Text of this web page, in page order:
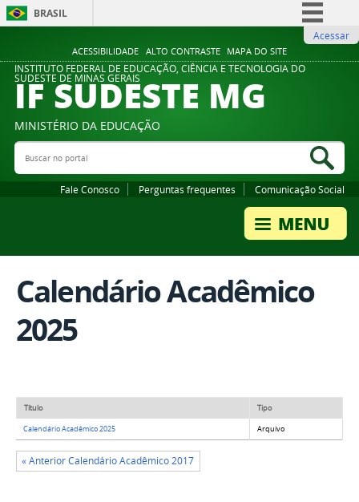
ACESSIBILIDADE ALTO CONTRASTE MAPA DO SITE
BRASIL
Comunica BR
Participe
Legislação
Acessar
INSTITUTO FEDERAL DE EDUCAÇÃO, CIÊNCIA E TECNOLOGIA DO
SUDESTE DE MINAS GERAIS
IF SUDESTE MG
MINISTÉRIO DA EDUCAÇÃO
Buscar no portal
Fale Conosco Perguntas frequentes Comunicação Social
Calendário Acadêmico
2025
Título Tipo
Calendário Acadêmico 2025 Arquivo
« Anterior Calendário Acadêmico 2017